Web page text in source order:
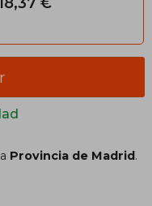
a Provincia de Madrid.